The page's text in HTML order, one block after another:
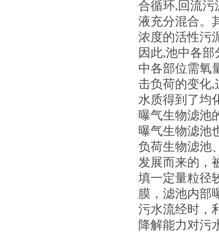
合循环,回流
液充分混合。
浓度的活性污
因此,池中各
中各部位需氧
击负荷的变化,
水质得到了均
曝气生物滤池
曝气生物滤池
负荷生物滤池
发展而来的，
填一定量粒径
膜，滤池内部
污水流经时，
降解能力对污